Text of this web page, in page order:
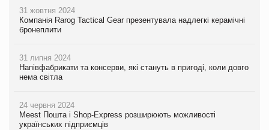
31 жовтня 2024
Компанія Rarog Tactical Gear презентувала надлегкі керамічні
бронеплити
31 липня 2024
Напівфабрикати та консерви, які стануть в пригоді, коли довго
нема світла
24 червня 2024
Meest Пошта і Shop-Express розширюють можливості
українських підприємців